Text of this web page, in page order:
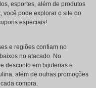
esportes, além de produtos
você pode explorar o site do
especiais!
e regiões confiam no
no atacado. No
desconto em bijuterias e
além de outras promoções
compra.